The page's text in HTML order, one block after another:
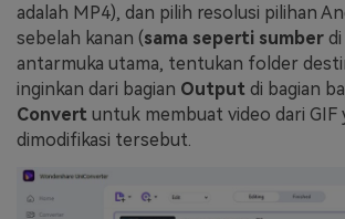
adalah MP4), dan pilih resolusi pilihan
sebelah kanan (sama seperti sumber di
antarmuka utama, tentukan folder
inginkan dari bagian Output di bagian
Convert untuk membuat video dari GIF
dimodifikasi tersebut.